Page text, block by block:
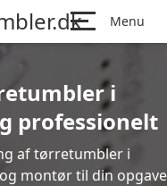
Menu
i
professionelt
af tørretumbler i
montør til din opgave